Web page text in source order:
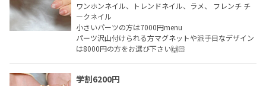
ワンホンネイル、トレンドネイル、ラメ、 フレンチ チ
ークネイル
小さいパーツの方は7000円menu
パーツ沢山付けられる方マグネットや派手目なデザイン
は8000円の方をお選び下さい🙌🏻
学割6200円